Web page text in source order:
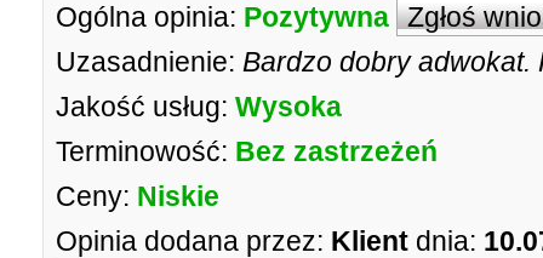
Ogólna opinia: Pozytywna Zgłoś
Uzasadnienie: Bardzo dobry adwokat.
Jakość usług: Wysoka
Terminowość: Bez zastrzeżeń
Ceny: Niskie
Opinia dodana przez: Klient dnia: